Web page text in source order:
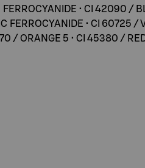
• CI 42090 /
FERROCYANIDE • CI 60725 /
/ ORANGE 5 • CI 45380 /